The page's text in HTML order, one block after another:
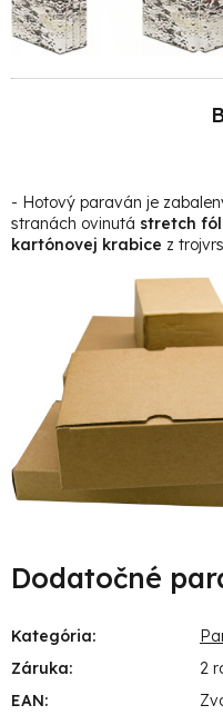
- Hotový paraván je
stranách ovinutá stretch
kartónovej krabice z
Dodatočné
Kategória:
Záruka:
2
EAN: